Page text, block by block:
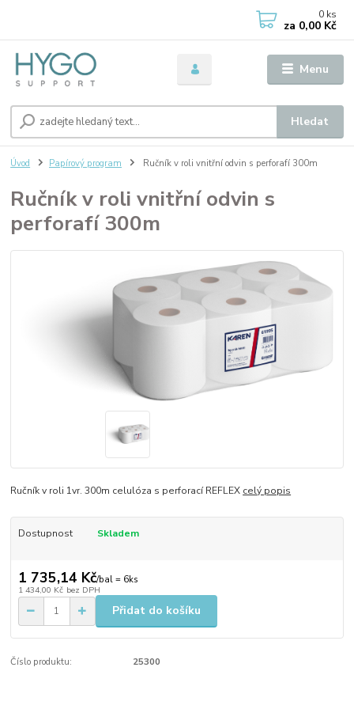
Menu
Hledat
0 ks
za 0,00 Kč
Úvod Papírový program Ručník v roli vnitřní odvin s perforafí 300m
Ručník v roli vnitřní odvin s
perforafí 300m
Ručník v roli 1vr. 300m celulóza s perforací REFLEX celý popis
Dostupnost Skladem
1 735,14 Kč/bal = 6ks
1 434,00 Kč bez DPH
Přidat do košíku
Číslo produktu: 25300